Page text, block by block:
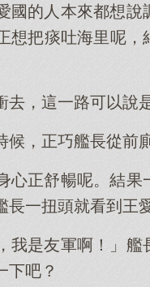
國的人本來都想
想把痰吐海里呢
，這一路可以說
，正巧艦長從前
心正舒暢呢。結
一扭頭就看到王
我是友軍啊！」
下吧？